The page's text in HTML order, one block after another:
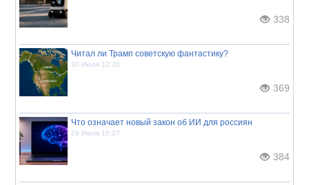
338
Читал ли Трамп советскую фантастику?
30 Июля 12:20
369
Что означает новый закон об ИИ для россиян
29 Июля 15:27
384